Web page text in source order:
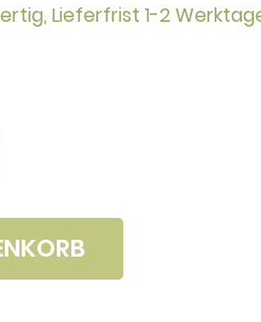
Lieferfrist 1-2